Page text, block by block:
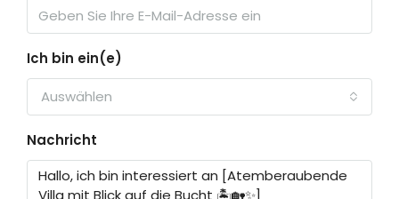
Ich bin ein(e)
Auswählen
Nachricht